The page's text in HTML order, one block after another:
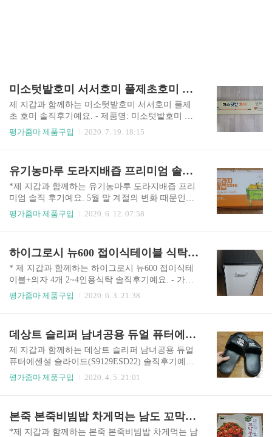
미소텃밭호미 서서호미 풀제초호미 솔직후기(feat. 내돈내산)
제 지갑과 함께하는 미소텃밭호미 서서호미 풀제
초 호미 솔직후기예요. - 제품명: 미소텃밭호미 서
서호미 풀제초호미 - 가격: 29,800원 텃밭에 풀이
+1을 구매했어요. 하나는 지인에게 주려고요. 농기
구를 사는 날이 올지 몰랐어요. 처음으로 농기구를
산 날이네요. 취미인데 취미에 이 정도는 돈을 쓸
수 있으니깐요. 서서호미는 미소산업에서 나왔네
요. 상자에서 서서호미를 뺐어요. 매우 간단한 구조
도 보이네요. 미소제초호미는 좌우로 돌려 쪼임과
풀림으로 길이를 조절할 수..
평가줌마 제품구입 2020. 7. 19. 18:15
유기농마루 도라지배즙 프리미엄 솔직후기
*제 지갑과 함께하는 유기농마루 도라지배즙 프리
미엄 솔직 후기예요. 5월 말 계절의 변화 때문인지
저, 딸, 아들까지 모두 감기에 걸렸어요. 코로나 19
것. 감기가 낫는 것 같은 11살 딸아이의 기침이 잘
떨어지지 않네요. "엄마, 기침을 하고 나면 머리가
아파." 비염이 없는 아이는 없다고 하던데. 그래도
엄마 마음에는 안쓰럽네요. 비염, 기침 때문에 계속
약을 먹을 수도 없고. 아침, 저녁때만 습관성으로
찾았어요. 그러다가 선택한 것은 유기농마루 도라
지..
평가줌마 제품구입 2020. 6. 12. 07:58
하이그로시 뉴600 접이식테이블 식탁 솔직후기
* 제 지갑과 함께하는 하이그로시 뉴600 접이식테
이블+의자 4개 2~4인용식탁 솔직후기예요. - 가격:
15만원 - 배송비: 지방 3만원 - 배송: 일주일 넘게
봐요. 이렇게도 허리가 아플 수 있네요. 걷기도 힘
들고 걸으면 나이 많은 할머니처럼 허리를 굽히고
아장아장 걸을 수 있네요. 직장을 하루 쉬려다가 아
픈 허리를 부여잡고 나갔네요. "아직도 밥상을 드
나요?" "집이 작아서 식탁을 놓지 않고 있어요." 허
세상에.허리에서 뚜뚜둑 소리가 났어요. 그 소리가
나..
평가줌마 제품구입 2020. 6. 3. 21:38
데상트 슬리퍼 남녀공용 듀얼 퓨터에센셜 슬라이드 솔직후기
제 지갑과 함께하는 데상트 슬리퍼 남녀공용 듀얼
퓨터에센셜 슬라이드(S9129ESD22) 솔직후기예요.
4년만에 슬리퍼를 바꾸었어요. 4년 전 남편이 싸다
러져서 다칠 수 있을 것 같아서 새 슬리퍼를 사기로
했어요. 어떤 것을 살까 고민하다가 데상트 슬리퍼
평가줌마 제품구입 2020. 4. 5. 21:01
본죽 본죽비빔밥 차게먹는 남도 꼬막무침 솔직후기
*제 지갑과 함께하는 본죽 본죽비빔밥 차게먹는 남